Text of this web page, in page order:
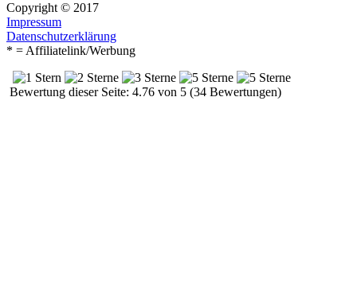
Copyright © 2017
Impressum
Datenschutzerklärung
* = Affiliatelink/Werbung
Bewertung dieser Seite: 4.76 von 5 (34 Bewertungen)